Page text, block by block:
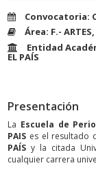
Convocatoria:
Área: F.-
Entidad
EL PAÍS
Presentación
La Escuela de
PAIS es el resultado
PAÍS y la citada
cualquier carrera